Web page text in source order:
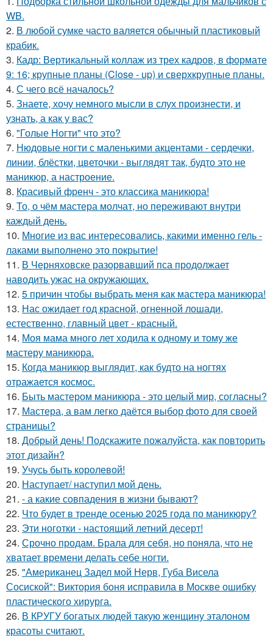
WB.
2. В любой сумке часто валяется обычный пластиковый
крабик.
3. Кадр: Вертикальный коллаж из трех кадров, в формате
9: 16; крупные планы (Close - up) и сверхкрупные планы.
4. С чего всё началось?
5. Знаете, хочу немного мысли в слух произнести, и
узнать, а как у вас?
6. "Голые Ногти" что это?
7. Нюдовые ногти с маленькими акцентами - сердечки,
линии, блёстки, цветочки - выглядят так, будто это не
маникюр, а настроение.
8. Красивый френч - это классика маникюра!
9. То, о чём мастера молчат, но переживают внутри
каждый день.
10. Многие из вас интересовались, какими именно гель -
лаками выполнено это покрытие!
11. В Черняховске разорвавший пса продолжает
наводить ужас на окружающих.
12. 5 причин чтобы выбрать меня как мастера маникюра!
13. Нас ожидает год красной, огненной лошади,
естественно, главный цвет - красный.
14. Моя мама много лет ходила к одному и тому же
мастеру маникюра.
15. Когда маникюр выглядит, как будто на ногтях
отражается космос.
16. Быть мастером маникюра - это целый мир, согласны?
17. Мастера, а вам легко даётся выбор фото для своей
страницы?
18. Добрый день! Подскажите пожалуйста, как повторить
этот дизайн?
19. Учусь быть королевой!
20. Наступает/ наступил мой день.
21. - а какие совпадения в жизни бывают?
22. Что будет в тренде осенью 2025 года по маникюру?
23. Эти ноготки - настоящий летний десерт!
24. Срочно продам. Брала для себя, но поняла, что не
хватает времени делать себе ногти.
25. "Американец Задел мой Нерв, Губа Висела
Сосиской": Виктория боня исправила в Москве ошибку
пластического хирурга.
26. В КРУГУ богатых людей такую женщину эталоном
красоты считают.